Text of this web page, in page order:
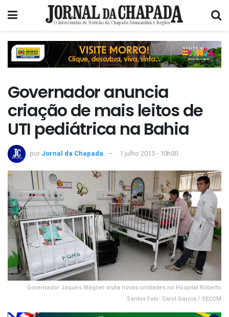
Governador anuncia
criação de mais leitos de
UTI pediátrica na Bahia
por Jornal da Chapada 1 julho 2015 - 10h00
Governador Jaques Wagner visita novas unidades no Hospital Roberto
Santos Foto: Carol Garcia / SECOM